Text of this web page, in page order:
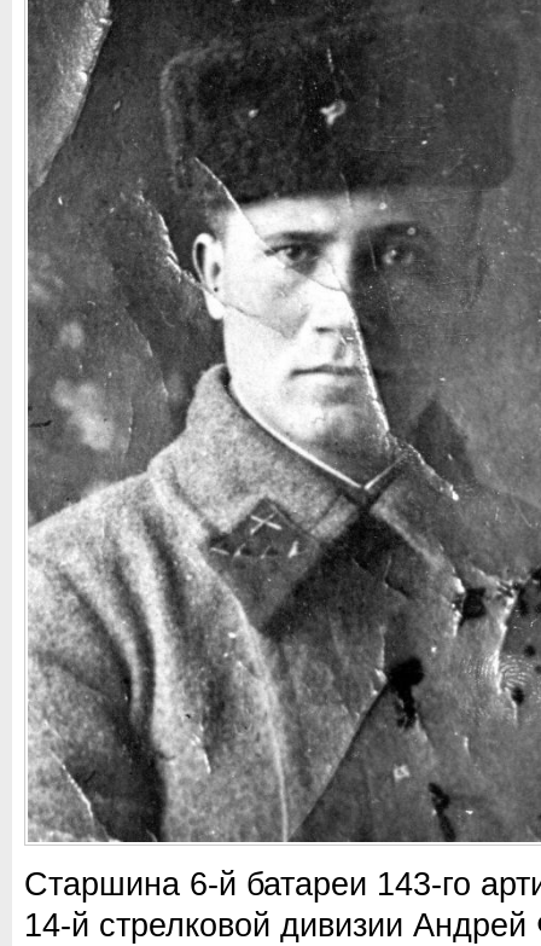
Старшина 6-й батареи 143-го
14-й стрелковой дивизии